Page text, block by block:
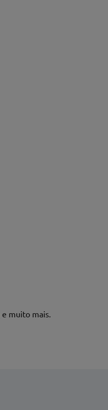
e muito mais.